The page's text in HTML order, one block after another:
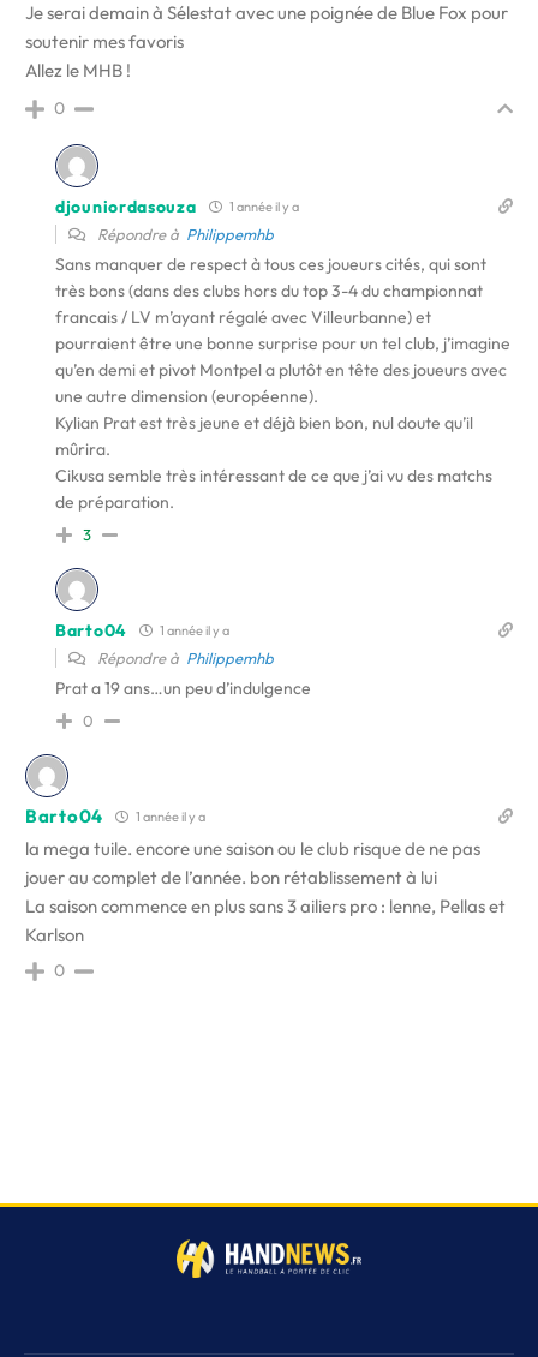
Je serai demain à Sélestat avec une poignée de Blue Fox pour
soutenir mes favoris
Allez le MHB !
0
djouniordasouza 1 année il y a
Répondre à Philippemhb
Sans manquer de respect à tous ces joueurs cités, qui sont
très bons (dans des clubs hors du top 3-4 du championnat
francais / LV m’ayant régalé avec Villeurbanne) et
pourraient être une bonne surprise pour un tel club, j’imagine
qu’en demi et pivot Montpel a plutôt en tête des joueurs avec
une autre dimension (européenne).
Kylian Prat est très jeune et déjà bien bon, nul doute qu’il
mûrira.
Cikusa semble très intéressant de ce que j’ai vu des matchs
de préparation.
3
Barto04 1 année il y a
Répondre à Philippemhb
Prat a 19 ans…un peu d’indulgence
0
Barto04 1 année il y a
la mega tuile. encore une saison ou le club risque de ne pas
jouer au complet de l’année. bon rétablissement à lui
La saison commence en plus sans 3 ailiers pro : lenne, Pellas et
Karlson
0